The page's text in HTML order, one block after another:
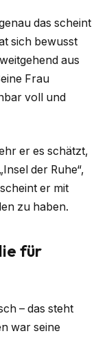
das scheint
sich bewusst
aus
Frau
voll und
er es schätzt,
der Ruhe“,
er mit
zu haben.
für
– das steht
war seine